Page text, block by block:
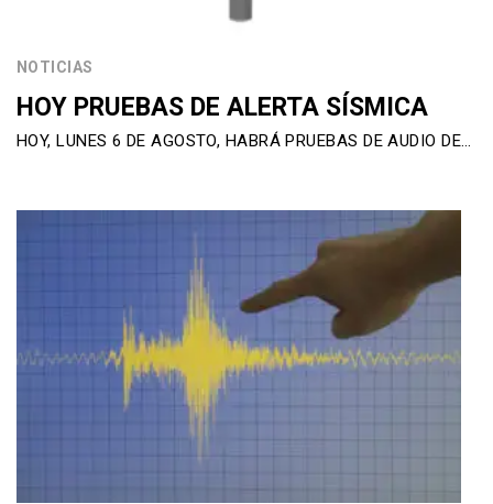
NOTICIAS
HOY PRUEBAS DE ALERTA SÍSMICA
HOY, LUNES 6 DE AGOSTO, HABRÁ PRUEBAS DE AUDIO DE…